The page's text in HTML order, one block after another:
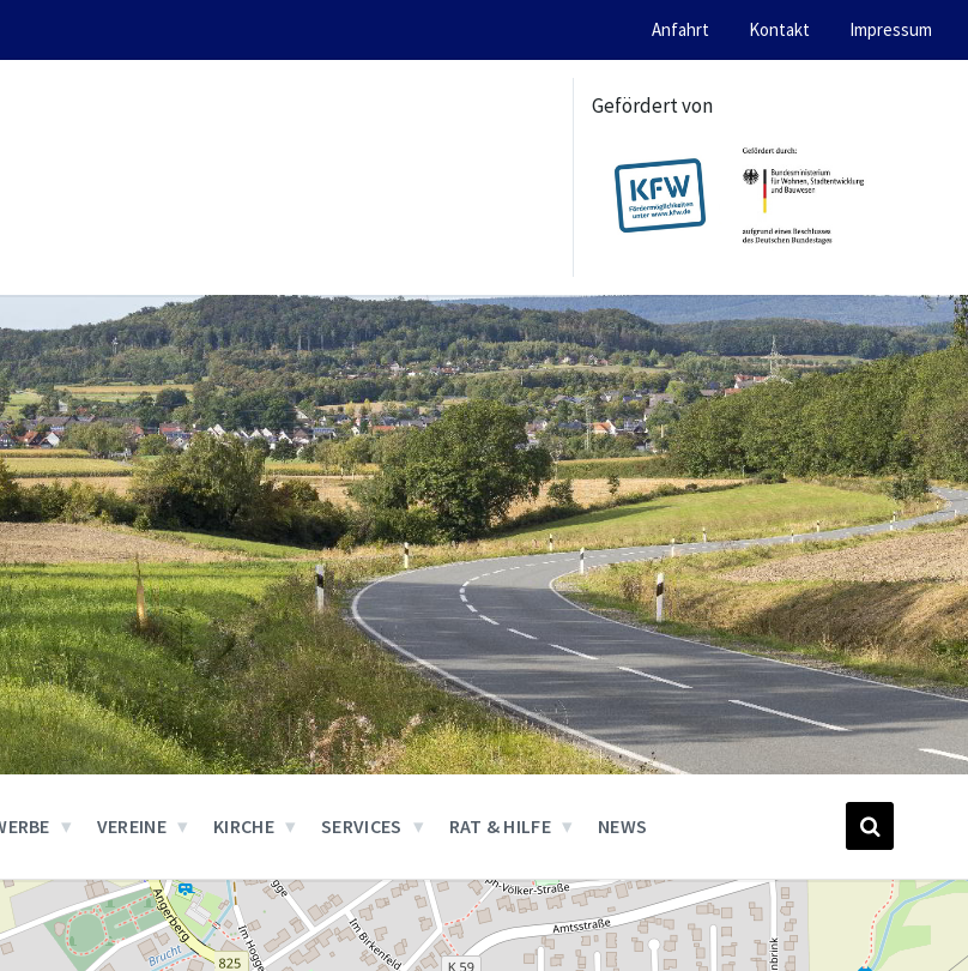
Anfahrt Kontakt Impressum
Gefördert von
VEREINE KIRCHE SERVICES RAT & HILFE NEWS